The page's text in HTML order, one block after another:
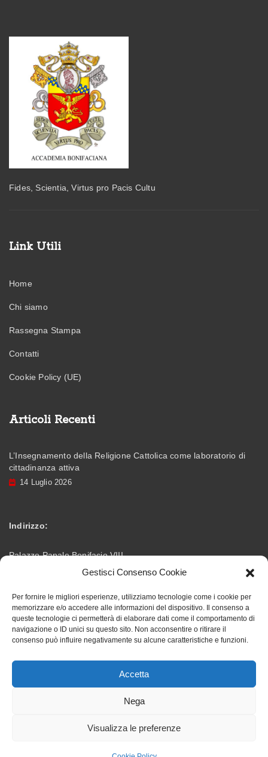
Gestisci Consenso Cookie
Per fornire le migliori esperienze, utilizziamo tecnologie come i cookie per
memorizzare e/o accedere alle informazioni del dispositivo. Il consenso a
queste tecnologie ci permetterà di elaborare dati come il comportamento di
navigazione o ID unici su questo sito. Non acconsentire o ritirare il
consenso può influire negativamente su alcune caratteristiche e funzioni.
Accetta
Nega
Visualizza le preferenze
Fides, Scientia, Virtus pro Pacis Cultu
Link Utili
Home
Chi siamo
Rassegna Stampa
Contatti
Cookie Policy (UE)
Articoli Recenti
L’Insegnamento della Religione Cattolica come laboratorio di
cittadinanza attiva
14 Luglio 2026
Indirizzo:
Palazzo Papale Bonifacio VIII
Email: info@accademiabonifaciana.eu
Telefono:328 5354419
Accademia Bonifaciana ©. All rights reserved, designed by